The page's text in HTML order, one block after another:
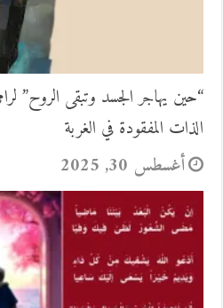
“حين يهاجر الجسد وتبقى الروح”
الذات المفقودة في الغربة
أغسطس 30, 2025